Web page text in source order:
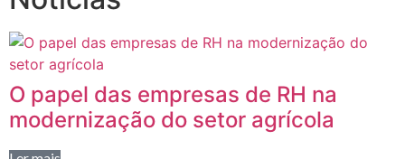
O papel das empresas de RH na
modernização do setor agrícola